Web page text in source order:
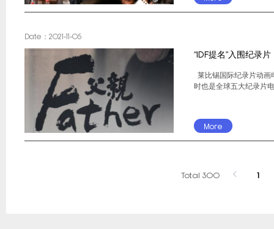
Date：2021-11-05
“IDF提名”入围纪录
莱比锡国际纪录片动画
时也是全球五大纪录片
More
Total 300 1